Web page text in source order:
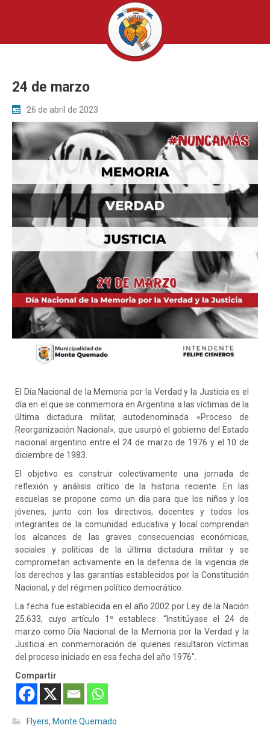
24 de marzo
26 de abril de 2023
El Día Nacional de la Memoria por la Verdad y la Justicia es el
día en el que se conmemora en Argentina a las víctimas de la
última dictadura militar, autodenominada «Proceso de
Reorganización Nacional», que usurpó el gobierno del Estado
nacional argentino entre el 24 de marzo de 1976 y el 10 de
diciembre de 1983.
El objetivo es construir colectivamente una jornada de
reflexión y análisis crítico de la
historia reciente. En las
escuelas se propone como un día para que los niños y los
jóvenes, junto con los directivos, docentes y todos los
integrantes de la comunidad educativa y local comprendan
los alcances de las graves consecuencias económicas,
sociales y políticas de la última dictadura militar y se
comprometan activamente en la defensa de la vigencia de
los derechos y las garantías establecidos por la Constitución
Nacional, y del régimen político democrático.
La fecha fue establecida en el año 2002 por Ley de la Nación
25.633, cuyo artículo 1º establece: “Institúyase el 24 de
marzo como Día Nacional de la Memoria por la Verdad y la
Justicia en conmemoración de quienes resultaron víctimas
del proceso iniciado en esa fecha del año 1976″.
Compartir
Flyers, Monte Quemado